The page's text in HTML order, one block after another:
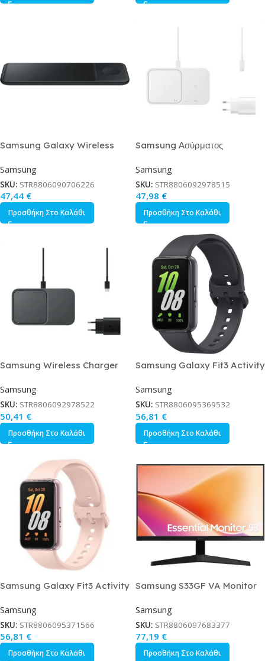
Samsung Galaxy Wireless
Samsung
SKU: STR8806090706226
47,44 €
Προσθήκη Στο Καλάθι
Samsung Ασύρματος
Delivery Λευκός Fast Wireless
Duo Charger Adapter
Samsung
SKU: STR8806092978515
47,98 €
Προσθήκη Στο Καλάθι
Samsung Wireless Charger
p5400t,dark Gray
Samsung
SKU: STR8806092978522
50,41 €
Προσθήκη Στο Καλάθι
Samsung Galaxy Fit3 Activity
Samsung
SKU: STR8806095369532
56,81 €
Προσθήκη Στο Καλάθι
Samsung Galaxy Fit3 Activity
Χρυσό
Samsung
SKU: STR8806095371566
56,81 €
Προσθήκη Στο Καλάθι
Samsung S33GF VA Monitor
Απόκρισης 5ms GTG
Samsung
SKU: STR8806097683377
77,19 €
Προσθήκη Στο Καλάθι